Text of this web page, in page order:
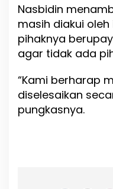
Nasbidin
masih diakui
pihaknya
agar tidak ada
“Kami berharap
diselesaikan
pungkasnya.